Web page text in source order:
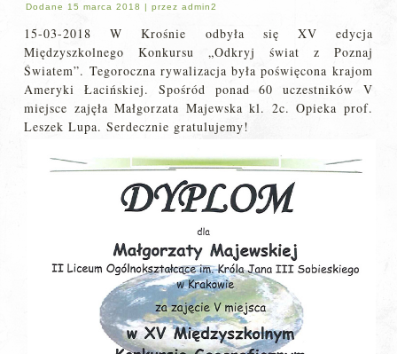
Dodane 15 marca 2018 |przez admin2
15-03-2018 W Krośnie odbyła się XV edycja
Międzyszkolnego Konkursu „Odkryj świat z Poznaj
Światem”. Tegoroczna rywalizacja była poświęcona krajom
Ameryki Łacińskiej. Spośród ponad 60 uczestników V
miejsce zajęła Małgorzata Majewska kl. 2c. Opieka prof.
Leszek Lupa. Serdecznie gratulujemy!